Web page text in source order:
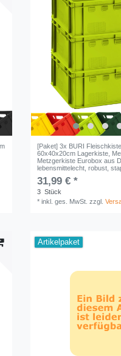
[Paket] 3x BURI
60x40x20cm Lagerkiste,
Metzgerkiste Eurobox aus
lebensmittelecht, robust,
31,99 € *
3 Stück
*inkl. ges. MwSt. zzgl.
Artikelpaket